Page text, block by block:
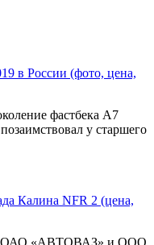
в России (фото, цена,
фастбека A7
у старшего
Калина NFR 2 (цена,
ОАО «АВТОВАЗ» и ООО